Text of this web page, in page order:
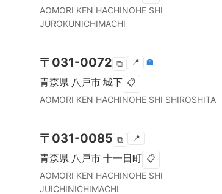
AOMORI KEN HACHINOHE SHI
JUROKUNICHIMACHI
〒 031-0072 ⧉ 📍 🏣
青森県 八戸市 城下 📋
AOMORI KEN HACHINOHE SHI SHIROSHITA
〒 031-0085 ⧉ 📍
青森県 八戸市 十一日町 📋
AOMORI KEN HACHINOHE SHI
JUICHINICHIMACHI